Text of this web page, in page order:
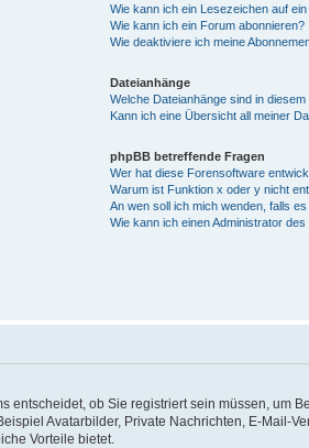
Wie kann ich ein Lesezeichen auf
Wie kann ich ein Forum abonnieren?
Wie deaktiviere ich meine
Dateianhänge
Welche Dateianhänge sind in
Kann ich eine Übersicht all meiner
phpBB betreffende Fragen
Wer hat diese Forensoftware
Warum ist Funktion x oder y nicht
An wen soll ich mich wenden, falls
Wie kann ich einen Administrator
ob Sie registriert sein müssen, um
Avatarbilder, Private Nachrichten, E-Mail-
Vorteile bietet.